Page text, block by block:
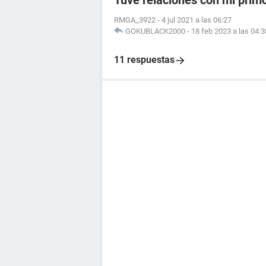
RMGA_3922 - 4 jul 2021 a las 06:27
GOKUBLACK2000 - 18 feb 2023 a las
11 respuestas